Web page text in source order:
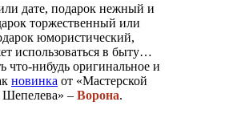
дате, подарок нежный и
торжественный или
юмористический,
использоваться в быту…
что-нибудь оригинальное и
новинка от «Мастерской
– Ворона.